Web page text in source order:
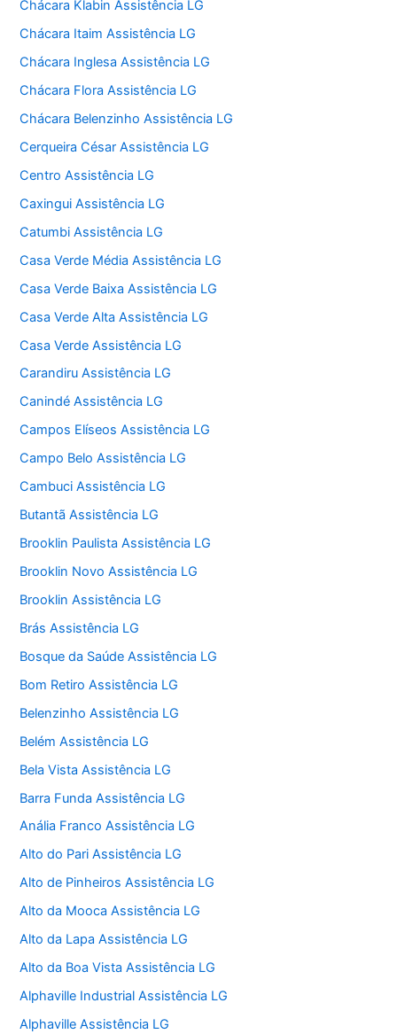
Chácara Klabin Assistência LG
Chácara Itaim Assistência LG
Chácara Inglesa Assistência LG
Chácara Flora Assistência LG
Chácara Belenzinho Assistência LG
Cerqueira César Assistência LG
Centro Assistência LG
Caxingui Assistência LG
Catumbi Assistência LG
Casa Verde Média Assistência LG
Casa Verde Baixa Assistência LG
Casa Verde Alta Assistência LG
Casa Verde Assistência LG
Carandiru Assistência LG
Canindé Assistência LG
Campos Elíseos Assistência LG
Campo Belo Assistência LG
Cambuci Assistência LG
Butantã Assistência LG
Brooklin Paulista Assistência LG
Brooklin Novo Assistência LG
Brooklin Assistência LG
Brás Assistência LG
Bosque da Saúde Assistência LG
Bom Retiro Assistência LG
Belenzinho Assistência LG
Belém Assistência LG
Bela Vista Assistência LG
Barra Funda Assistência LG
Anália Franco Assistência LG
Alto do Pari Assistência LG
Alto de Pinheiros Assistência LG
Alto da Mooca Assistência LG
Alto da Lapa Assistência LG
Alto da Boa Vista Assistência LG
Alphaville Industrial Assistência LG
Alphaville Assistência LG